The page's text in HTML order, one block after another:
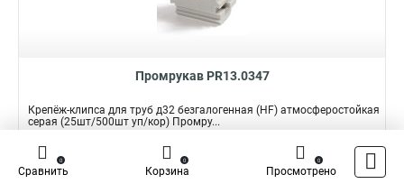
Промрукав PR13.0347
Крепёж-клипса для труб д32 безгалогенная (HF) атмосферостойкая
серая (25шт/500шт уп/кор) Промру...
Подробнее
Наличие:
Сравнить
0
Корзина
0
Просмотрено
0